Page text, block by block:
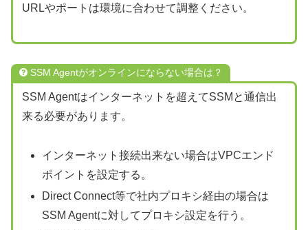
URLやポートは環境に合わせて調整ください。
SSM Agentがオンラインにならない場合は？
SSM Agentはインターネットを超えてSSMと通信出
来る必要があります。
インターネット接続出来ない場合はVPCエンド
ポイントを設定する。
Direct Connect等で社内プロキシ経由の場合は
SSM Agentに対してプロキシ設定を行う。